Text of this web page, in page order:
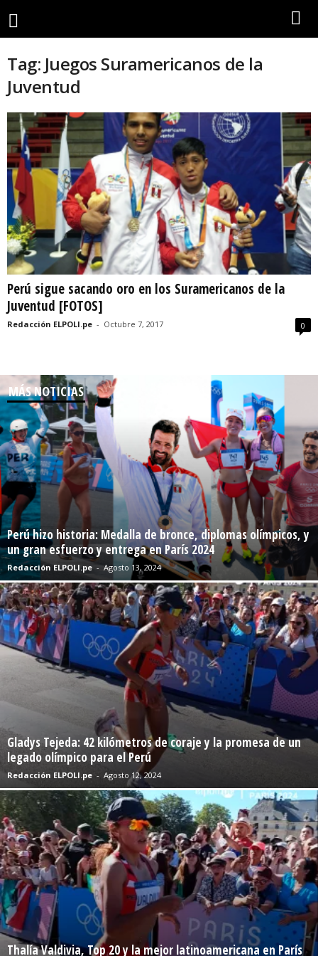
Tag: Juegos Suramericanos de la
Juventud
Perú sigue sacando oro en los Suramericanos de la
Juventud [FOTOS]
Redacción ELPOLI.pe - Octubre 7, 2017 0
MÁS NOTICIAS
Perú hizo historia: Medalla de bronce, diplomas olímpicos, y
un gran esfuerzo y entrega en París 2024
Redacción ELPOLI.pe - Agosto 13, 2024
Gladys Tejeda: 42 kilómetros de coraje y la promesa de un
legado olímpico para el Perú
Redacción ELPOLI.pe - Agosto 12, 2024
Thalía Valdivia, Top 20 y la mejor latinoamericana en París